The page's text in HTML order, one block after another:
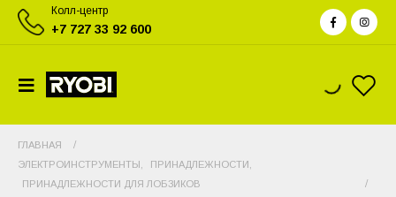
Колл-центр
+7 727 33 92 600
ГЛАВНАЯ
ЭЛЕКТРОИНСТРУМЕНТЫ
ПРИНАДЛЕЖНОСТИ
ПРИНАДЛЕЖНОСТИ ДЛЯ ЛОБЗИКОВ